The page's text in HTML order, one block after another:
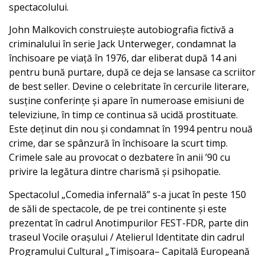
spectacolului.
John Malkovich construiește autobiografia fictivă a
criminalului în serie Jack Unterweger, condamnat la
închisoare pe viață în 1976, dar eliberat după 14 ani
pentru bună purtare, după ce deja se lansase ca scriitor
de best seller. Devine o celebritate în cercurile literare,
susține conferințe și apare în numeroase emisiuni de
televiziune, în timp ce continua să ucidă prostituate.
Este deținut din nou și condamnat în 1994 pentru nouă
crime, dar se spânzură în închisoare la scurt timp.
Crimele sale au provocat o dezbatere în anii ’90 cu
privire la legătura dintre charismă și psihopatie.
Spectacolul „Comedia infernală” s-a jucat în peste 150
de săli de spectacole, de pe trei continente și este
prezentat în cadrul Anotimpurilor FEST-FDR, parte din
traseul Vocile orașului / Atelierul Identitate din cadrul
Programului Cultural „Timișoara– Capitală Europeană